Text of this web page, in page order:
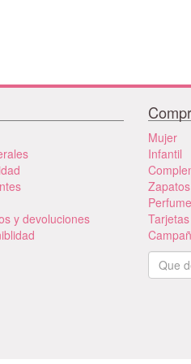
y devoluciones
Mujer
Infantil
Perfume